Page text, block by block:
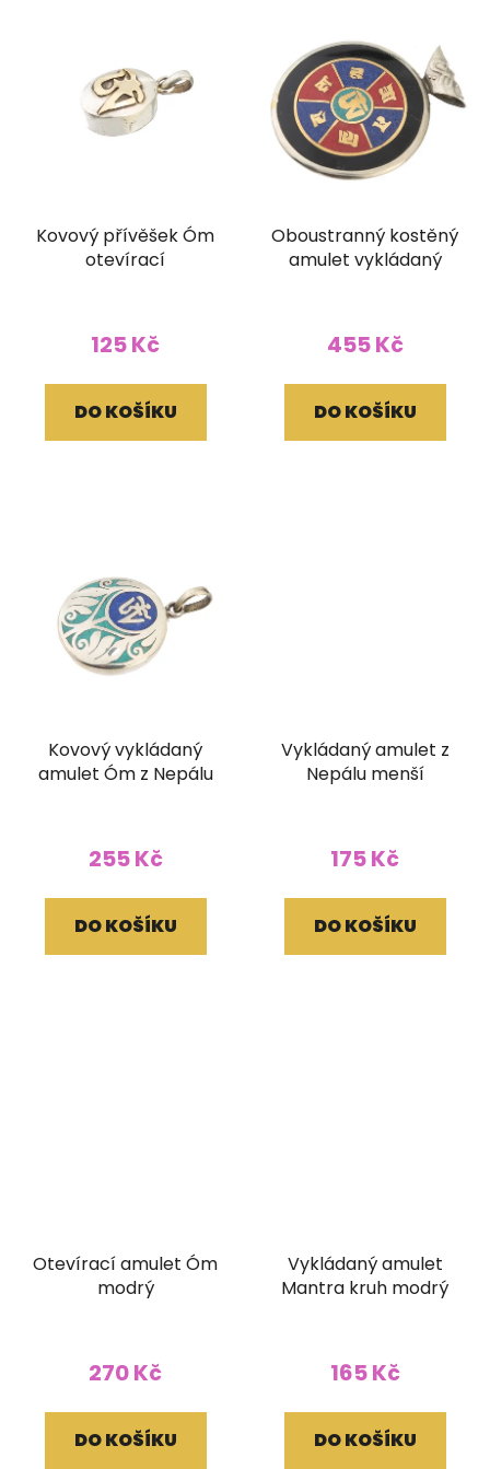
Kovový přívěšek Óm
otevírací
125 Kč
DO KOŠÍKU
Oboustranný kostěný
amulet vykládaný
455 Kč
DO KOŠÍKU
Kovový vykládaný
amulet Óm z Nepálu
255 Kč
DO KOŠÍKU
Vykládaný amulet z
Nepálu menší
175 Kč
DO KOŠÍKU
Otevírací amulet Óm
modrý
270 Kč
DO KOŠÍKU
Vykládaný amulet
Mantra kruh modrý
165 Kč
DO KOŠÍKU